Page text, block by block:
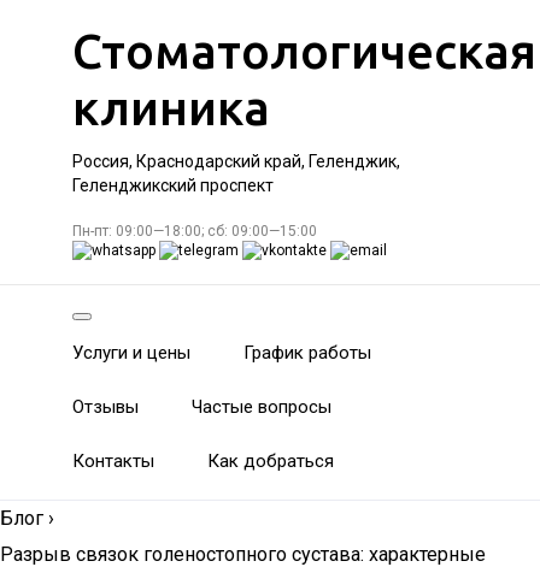
Стоматологическая
клиника
Россия, Краснодарский край, Геленджик,
Геленджикский проспект
Пн-пт: 09:00—18:00; сб: 09:00—15:00
Услуги и цены График работы
Отзывы Частые вопросы
Контакты Как добраться
Блог ›
Разрыв связок голеностопного сустава: характерные